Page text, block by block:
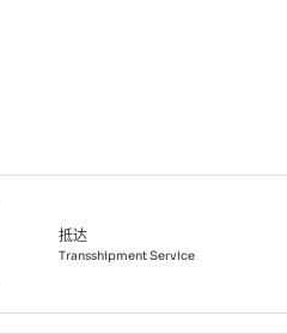
抵达
TransshipmentService